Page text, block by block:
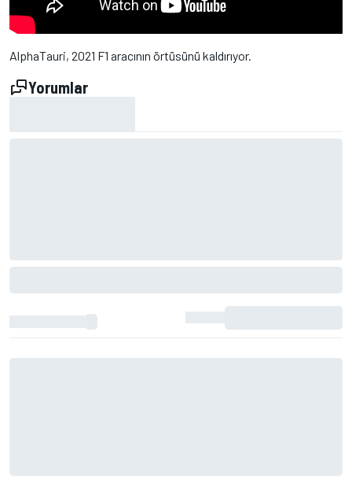
AlphaTauri, 2021 F1 aracının örtüsünü kaldırıyor.
Yorumlar